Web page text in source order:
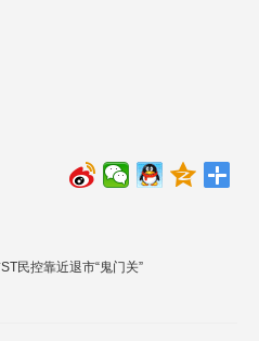
民控靠近退市“鬼门关”